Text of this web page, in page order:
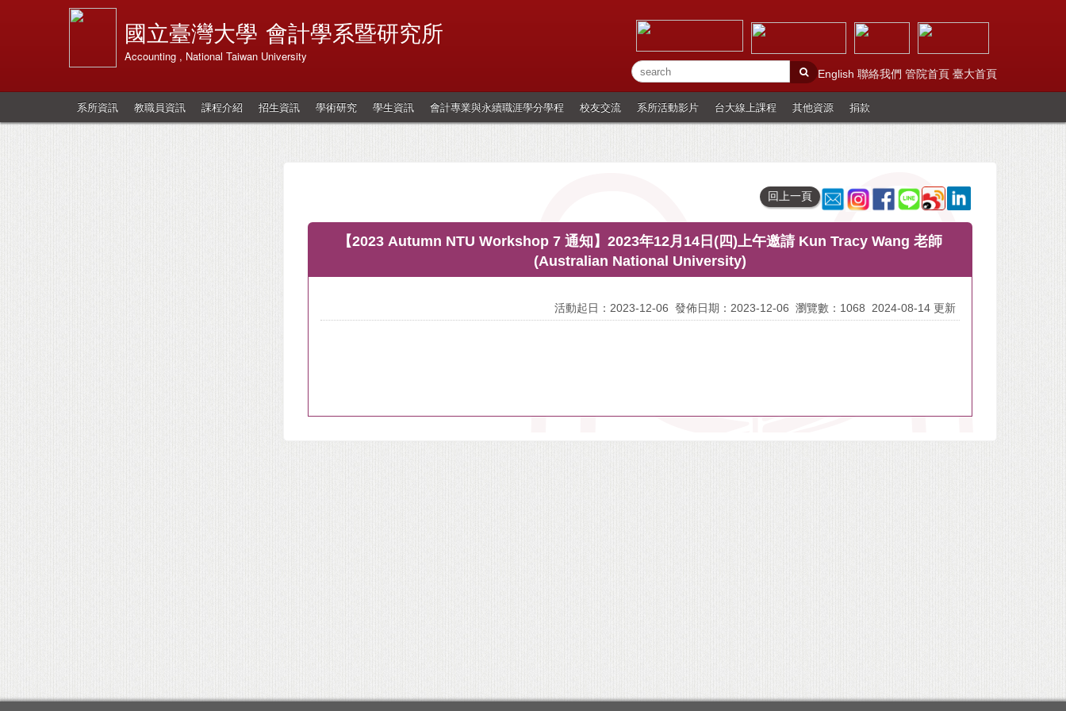
國立臺灣大學 會計學系暨研究所
Accounting , National Taiwan University
English 聯絡我們 管院首頁 臺大首頁
系所資訊 教職員資訊 課程介紹 招生資訊 學術研究 學生資訊 會計專業與永續職涯學分學程 校友交流 系所活動影片 台大線上課程 其他資源 捐款
回上一頁
【2023 Autumn NTU Workshop 7 通知】2023年12月14日(四)上午邀請 Kun Tracy Wang 老師
(Australian National University)
活動起日：2023-12-06 發佈日期：2023-12-06 瀏覽數：1068 2024-08-14 更新